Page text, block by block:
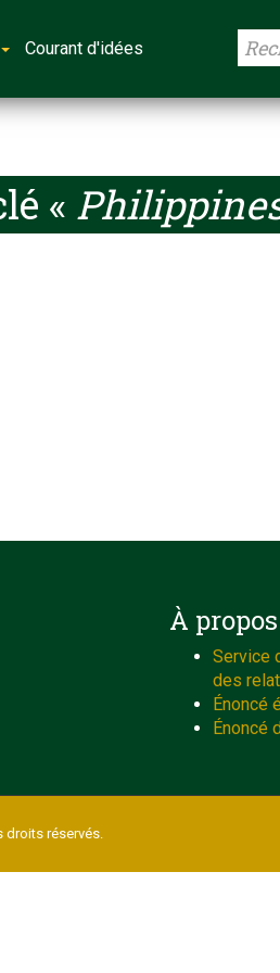
Courant d'idées
«
À propos
Service
des
Énoncé
Énoncé
droits réservés.